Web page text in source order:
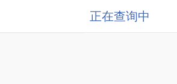
正在查询中